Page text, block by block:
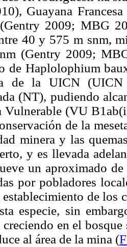
Guayana
(Gentry 2009; MBG
40 y 575 m snm,
(Gentry 2009;
de Haplolophium
de la UICN (UICN
(NT), pudiendo
Vulnerable (VU
de la
minera y las
y es llevada
un aproximado
por pobladores
establecimiento de
especie, sin
en el
al área de la mina (